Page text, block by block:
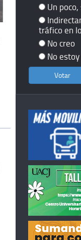
Un poco,
tráfico en
No creo
No